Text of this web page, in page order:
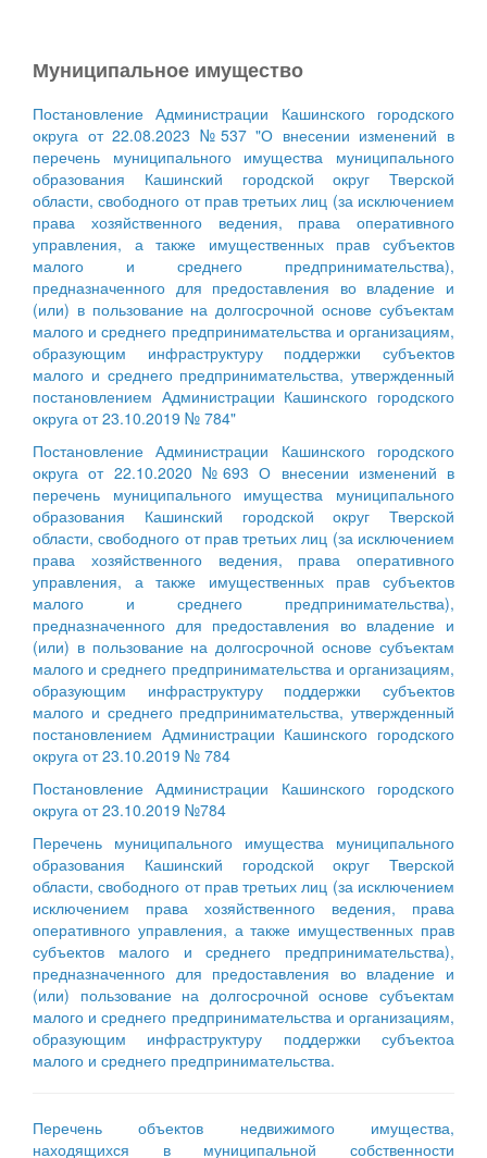
Муниципальное имущество
Постановление Администрации Кашинского городского
округа от 22.08.2023 №537 "О внесении изменений в
перечень муниципального имущества муниципального
образования Кашинский городской округ Тверской
области, свободного от прав третьих лиц (за исключением
права хозяйственного ведения, права оперативного
управления, а также имущественных прав субъектов
малого и среднего предпринимательства),
предназначенного для предоставления во владение и
(или) в пользование на долгосрочной основе субъектам
малого и среднего предпринимательства и организациям,
образующим инфраструктуру поддержки субъектов
малого и среднего предпринимательства, утвержденный
постановлением Администрации Кашинского городского
округа от 23.10.2019 № 784"
Постановление Администрации Кашинского городского
округа от 22.10.2020 №693 О внесении изменений в
перечень муниципального имущества муниципального
образования Кашинский городской округ Тверской
области, свободного от прав третьих лиц (за исключением
права хозяйственного ведения, права оперативного
управления, а также имущественных прав субъектов
малого и среднего предпринимательства),
предназначенного для предоставления во владение и
(или) в пользование на долгосрочной основе субъектам
малого и среднего предпринимательства и организациям,
образующим инфраструктуру поддержки субъектов
малого и среднего предпринимательства, утвержденный
постановлением Администрации Кашинского городского
округа от 23.10.2019 № 784
Постановление Администрации Кашинского городского
округа от 23.10.2019 №784
Перечень муниципального имущества муниципального
образования Кашинский городской округ Тверской
области, свободного от прав третьих лиц (за исключением
исключением права хозяйственного ведения, права
оперативного управления, а также имущественных прав
субъектов малого и среднего предпринимательства),
предназначенного для предоставления во владение и
(или) пользование на долгосрочной основе субъектам
малого и среднего предпринимательства и организациям,
образующим инфраструктуру поддержки субъектоа
малого и среднего предпринимательства.
Перечень объектов недвижимого имущества,
находящихся в муниципальной собственности